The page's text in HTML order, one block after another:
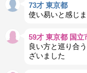
73才 東京都
使い易いと感じ
59才 東京都 国立
良い方と巡り合
ざいました